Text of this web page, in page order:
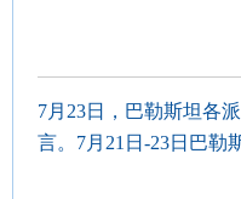
7月23日，巴勒斯坦各
言。7月21日-23日巴勒